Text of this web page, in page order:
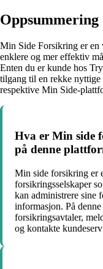
Oppsummering
Min Side Forsikring er en
enklere og mer effektiv
Enten du er kunde hos
tilgang til en rekke nyttige
respektive Min Side-
Hva er Min side
på denne
Min side forsikring er
forsikringsselskaper
kan administrere sine
informasjon. På
forsikringsavtaler,
og kontakte